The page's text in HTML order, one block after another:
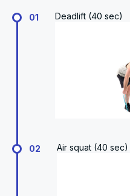
01 Deadlift (40 sec)
02 Air squat (40 sec)